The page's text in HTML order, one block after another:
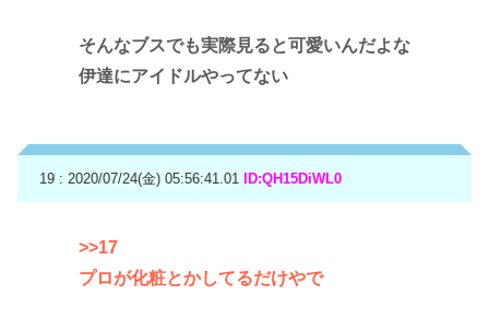
そんなブスでも実際見ると可愛いんだよな
伊達にアイドルやってない
19 : 2020/07/24(金) 05:56:41.01 ID:QH15DiWL0
>>17
プロが化粧とかしてるだけやで